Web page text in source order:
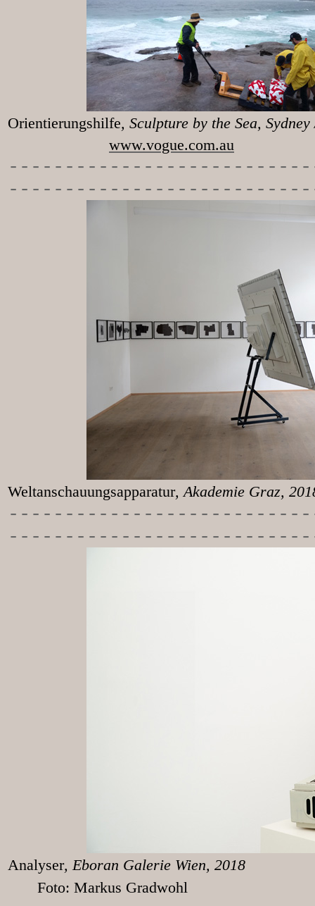
Orientierungshilfe, Sculpture
www.vogue.com.au
-----------
Weltanschauungsapparatur, Akademie Graz,
-----------
Analyser,
Foto: Markus Gradwohl